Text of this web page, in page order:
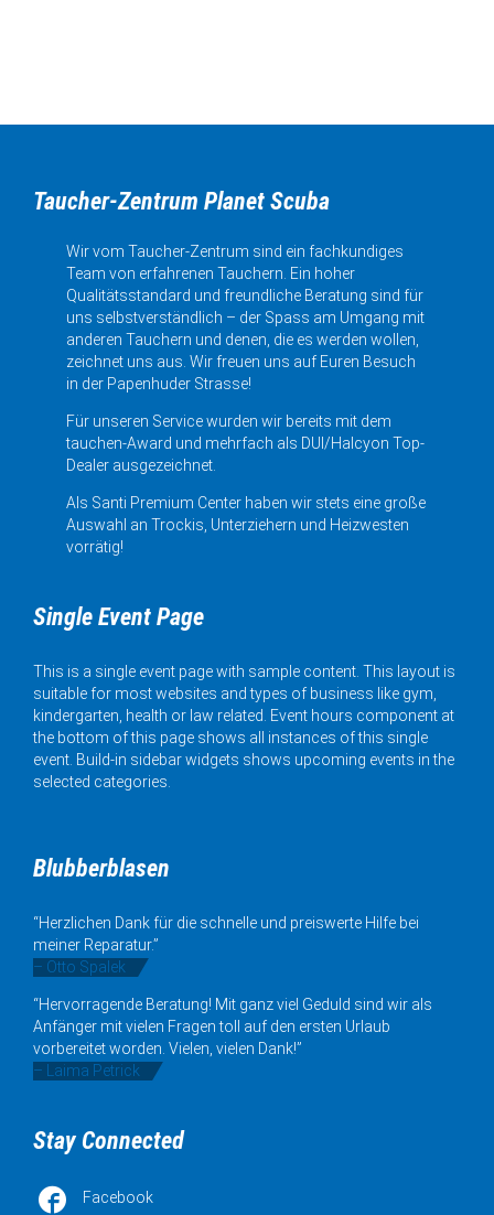
Taucher-Zentrum Planet Scuba
Wir vom Taucher-Zentrum sind ein fachkundiges
Team von erfahrenen Tauchern. Ein hoher
Qualitätsstandard und freundliche Beratung sind für
uns selbstverständlich – der Spass am Umgang mit
anderen Tauchern und denen, die es werden wollen,
zeichnet uns aus. Wir freuen uns auf Euren Besuch
in der Papenhuder Strasse!
Für unseren Service wurden wir bereits mit dem
tauchen-Award und mehrfach als DUI/Halcyon Top-
Dealer ausgezeichnet.
Als Santi Premium Center haben wir stets eine große
Auswahl an Trockis, Unterziehern und Heizwesten
vorrätig!
Single Event Page
This is a single event page with sample content. This layout is
suitable for most websites and types of business like gym,
kindergarten, health or law related. Event hours component at
the bottom of this page shows all instances of this single
event. Build-in sidebar widgets shows upcoming events in the
selected categories.
Blubberblasen
“Herzlichen Dank für die schnelle und preiswerte Hilfe bei
meiner Reparatur.”
– Otto Spalek
“Hervorragende Beratung! Mit ganz viel Geduld sind wir als
Anfänger mit vielen Fragen toll auf den ersten Urlaub
vorbereitet worden. Vielen, vielen Dank!”
– Laima Petrick
Stay Connected
 Facebook